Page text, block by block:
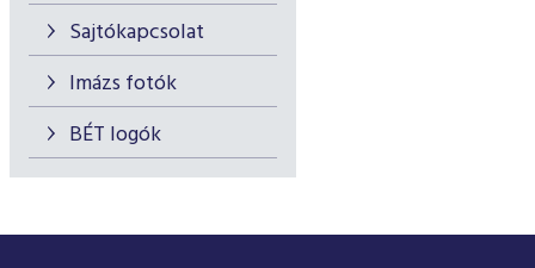
Sajtókapcsolat
Imázs fotók
BÉT logók